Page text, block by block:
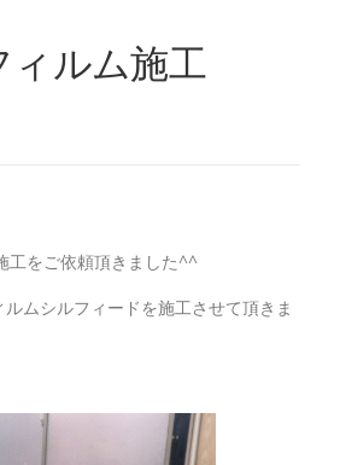
ルム施工
工をご依頼頂きました^^
ムシルフィードを施工させて頂きま